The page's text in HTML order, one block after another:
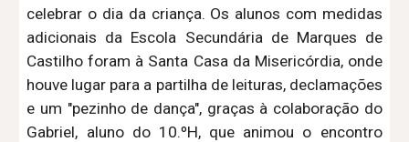
celebrar o dia da criança. Os alunos com medidas
adicionais da Escola Secundária de Marques de
Castilho foram à Santa Casa da Misericórdia, onde
houve lugar para a partilha de leituras, declamações
e um "pezinho de dança", graças à colaboração do
Gabriel, aluno do 10.ºH, que animou o encontro